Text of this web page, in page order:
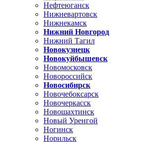
Нефтеюганск
Нижневартовск
Нижнекамск
Нижний Новгород
Нижний Тагил
Новокузнецк
Новокуйбышевск
Новомосковск
Новороссийск
Новосибирск
Новочебоксарск
Новочеркасск
Новошахтинск
Новый Уренгой
Ногинск
Норильск